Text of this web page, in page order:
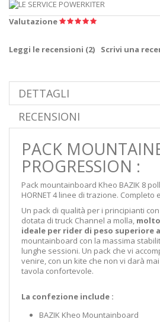
Valutazione
Leggi le recensioni (2) Scrivi una
DETTAGLI
RECENSIONI
PACK
PROGRESSION :
Pack mountainboard Kheo BAZIK 8
HORNET 4 linee di trazione. Completo
Un pack di qualità per i principianti
dotata di truck Channel a molla,
ideale per rider di peso superiore
mountainboard con la massima
lunghe sessioni. Un pack che vi
venire, con un kite che non vi darà
tavola confortevole.
La confezione include :
BAZIK Kheo Mountainboard